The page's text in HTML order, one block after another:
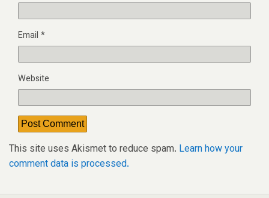
Email *
Website
This site uses Akismet to reduce spam. Learn how your
comment data is processed.